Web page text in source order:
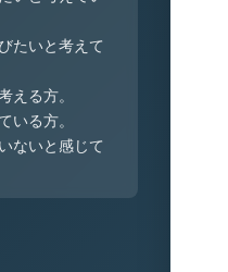
たいと考えて
える方。
いる方。
ないと感じて